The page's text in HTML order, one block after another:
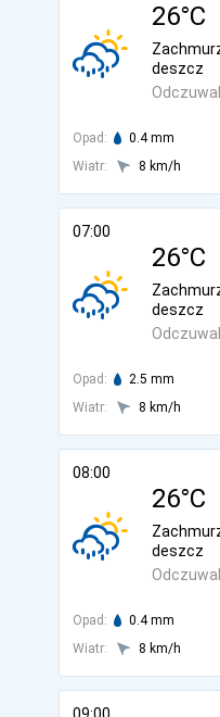
26°C
deszcz
Opad: 0.4 mm
Wiatr:
8 km/h
07:00
26°C
deszcz
Opad: 2.5 mm
Wiatr:
8 km/h
08:00
26°C
deszcz
Opad: 0.4 mm
Wiatr:
8 km/h